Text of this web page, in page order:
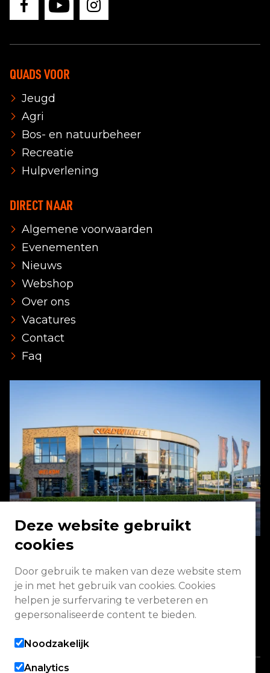
QUADS VOOR
Jeugd
Agri
Bos- en natuurbeheer
Recreatie
Hulpverlening
DIRECT NAAR
Algemene voorwaarden
Evenementen
Nieuws
Webshop
Over ons
Vacatures
Contact
Faq
Energieweg 2 3771 NA Barneveld
Vandaag geopend van 08:00 - 17:00
Deze website gebruikt
cookies
Door gebruik te maken van deze website stem
je in met het gebruik van cookies. Cookies
helpen je surfervaring te verbeteren en
gepersonaliseerde content te bieden.
Noodzakelijk
Analytics